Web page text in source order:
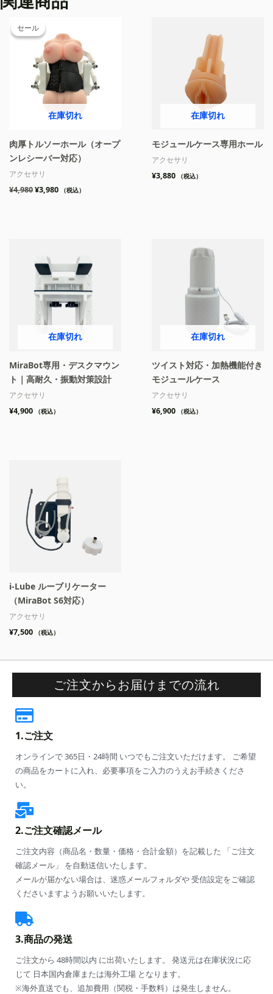
セール
在庫切れ
セール
肉厚トルソーホール（オープ
ンレシーバー対応）
アクセサリ
¥4,980
元
価
格
¥4,980
で
し
た。
¥3,980
現
の
価
格
は
¥3,980
で
す。
（税込）
在庫切れ
モジュールケース専用ホール
アクセサリ
¥3,880 （税込）
在庫切れ
MiraBot専用・デスクマウン
ト｜高耐久・振動対策設計
アクセサリ
¥4,900 （税込）
在庫切れ
ツイスト対応・加熱機能付き
モジュールケース
アクセサリ
¥6,900 （税込）
i-Lube ルーブリケーター
（MiraBot S6対応）
アクセサリ
¥7,500 （税込）
ご注文からお届けまでの流れ
1.ご注文
オンラインで 365日・24時間 いつでもご注文いただけます。 ご希望
の商品をカートに入れ、必要事項をご入力のうえお手続きくださ
い。
2.ご注文確認メール
ご注文内容（商品名・数量・価格・合計金額）を記載した 「ご注文
確認メール」 を自動送信いたします。
メールが届かない場合は、迷惑メールフォルダや 受信設定をご確認
くださいますようお願いいたします。
3.商品の発送
ご注文から 48時間以内 に出荷いたします。 発送元は在庫状況に応
じて 日本国内倉庫または海外工場 となります。
※海外直送でも、追加費用（関税・手数料）は発生しません。